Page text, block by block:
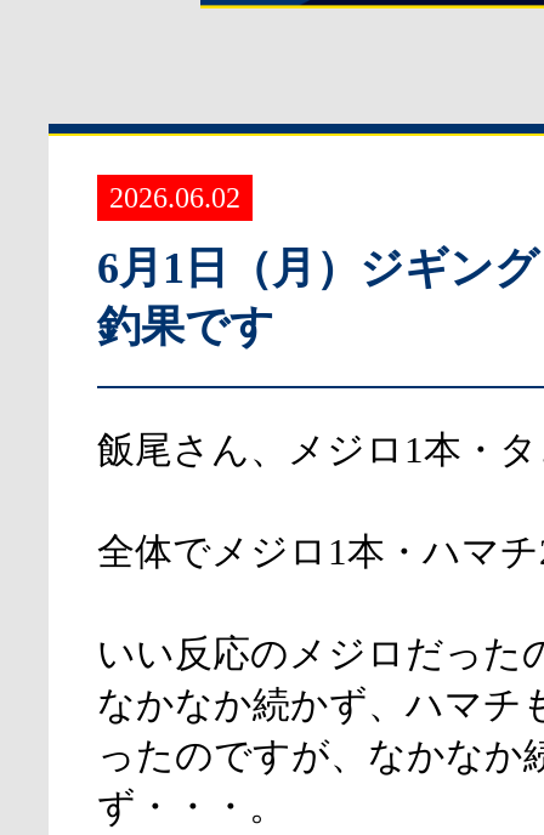
2026.06.02
6月1日（月）ジギン
釣果です
飯尾さん、メジロ1本・
全体でメジロ1本・ハマ
いい反応のメジロだった
なかなか続かず、ハマチ
ったのですが、なかなか
ず・・・。